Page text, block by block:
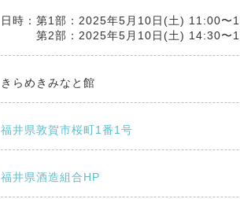
日時：第1部：2025年5月10日(土) 11:00〜
第2部：2025年5月10日(土) 14:30〜
きらめきみなと館
福井県敦賀市桜町1番1号
福井県酒造組合HP